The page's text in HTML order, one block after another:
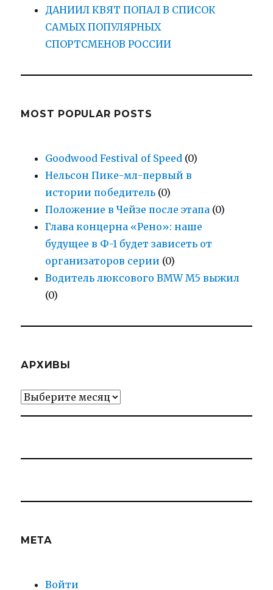
ДАНИИЛ КВЯТ ПОПАЛ В СПИСОК
САМЫХ ПОПУЛЯРНЫХ
СПОРТСМЕНОВ РОССИИ
MOST POPULAR POSTS
Goodwood Festival of Speed (0)
Нельсон Пике-мл-первый в
истории победитель (0)
Положение в Чейзе после этапа (0)
Глава концерна «Рено»: наше
будущее в Ф-1 будет зависеть от
организаторов серии (0)
Водитель люксового BMW M5 выжил
(0)
АРХИВЫ
Архивы
МЕТА
Войти